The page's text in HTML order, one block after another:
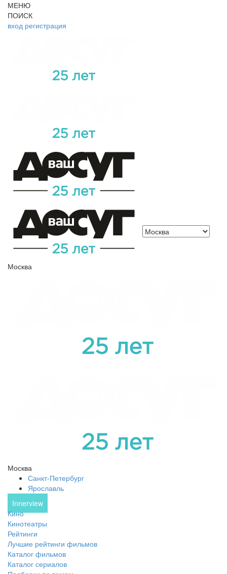
МЕНЮ
ПОИСК
вход регистрация
Москва
Москва
Санкт-Петербург
Ярославль
Innerview
Кино
Кинотеатры
Рейтинги
Лучшие рейтинги фильмов
Каталог фильмов
Каталог сериалов